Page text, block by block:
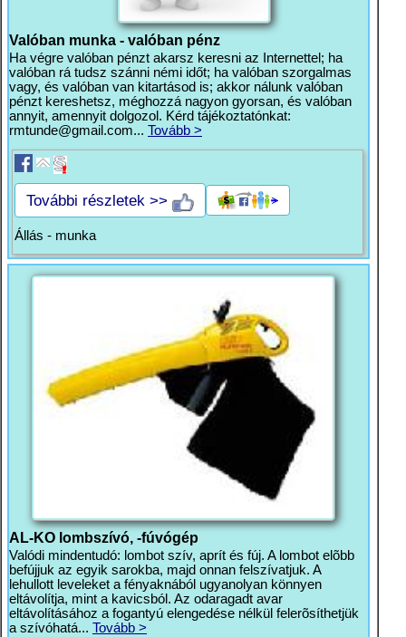
Valóban munka - valóban pénz
Ha végre valóban pénzt akarsz keresni az Internettel; ha
valóban rá tudsz szánni némi időt; ha valóban szorgalmas
vagy, és valóban van kitartásod is; akkor nálunk valóban
pénzt kereshetsz, méghozzá nagyon gyorsan, és valóban
annyit, amennyit dolgozol. Kérd tájékoztatónkat:
rmtunde@gmail.com... Tovább >
További részletek >>
Állás - munka
AL-KO lombszívó, -fúvógép
Valódi mindentudó: lombot szív, aprít és fúj. A lombot elõbb
befújjuk az egyik sarokba, majd onnan felszívatjuk. A
lehullott leveleket a fényaknából ugyanolyan könnyen
eltávolítja, mint a kavicsból. Az odaragadt avar
eltávolításához a fogantyú elengedése nélkül felerõsíthetjük
a szívóhatá... Tovább >